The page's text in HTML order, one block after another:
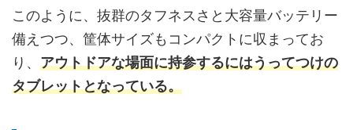
このように、抜群のタフネスさと大容量バッテリー
備えつつ、筐体サイズもコンパクトに収まってお
り、 アウトドアな場面に持参するにはうってつけの
タブレットとなっている。